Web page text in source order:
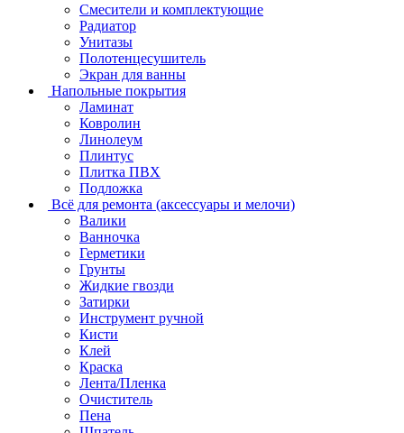
Смесители и комплектующие
Радиатор
Унитазы
Полотенцесушитель
Экран для ванны
Напольные покрытия
Ламинат
Ковролин
Линолеум
Плинтус
Плитка ПВХ
Подложка
Всё для ремонта (аксессуары и мелочи)
Валики
Ванночка
Герметики
Грунты
Жидкие гвозди
Затирки
Инструмент ручной
Кисти
Клей
Краска
Лента/Пленка
Очиститель
Пена